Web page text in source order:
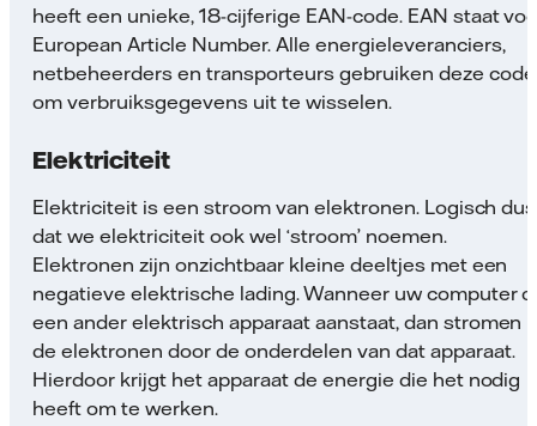
heeft een unieke, 18-cijferige EAN-code. EAN staat
European Article Number. Alle energieleveranciers,
netbeheerders en transporteurs gebruiken deze
om verbruiksgegevens uit te wisselen.
Elektriciteit
Elektriciteit is een stroom van elektronen. Logisch
dat we elektriciteit ook wel ‘stroom’ noemen.
Elektronen zijn onzichtbaar kleine deeltjes met een
negatieve elektrische lading. Wanneer uw computer
een ander elektrisch apparaat aanstaat, dan stromen
de elektronen door de onderdelen van dat apparaat.
Hierdoor krijgt het apparaat de energie die het nodig
heeft om te werken.